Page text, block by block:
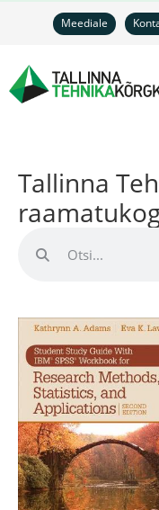
Meediale
Tallinna